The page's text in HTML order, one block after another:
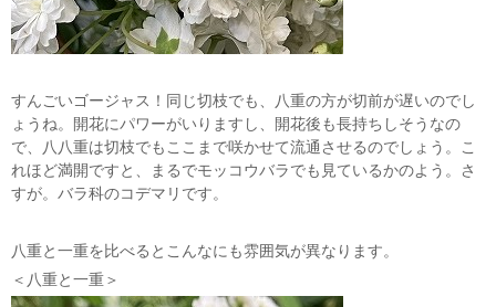
すんごいゴージャス！同じ切枝でも、八重の方が切前が遅いのでし
ょうね。開花にパワーがいりますし、開花後も長持ちしそうなの
で、八八重は切枝でもここまで咲かせて流通させるのでしょう。こ
れほど満開ですと、まるでモッコウバラでも見ているかのよう。さ
すが。バラ科のコデマリです。
八重と一重を比べるとこんなにも雰囲気が異なります。
＜八重と一重＞